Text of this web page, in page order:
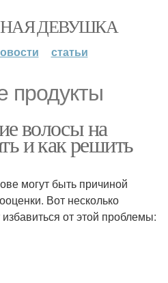
ДЕВУШКА
статьи
продукты
волосы на
и как решить
могут быть причиной
Вот несколько
от этой проблемы: